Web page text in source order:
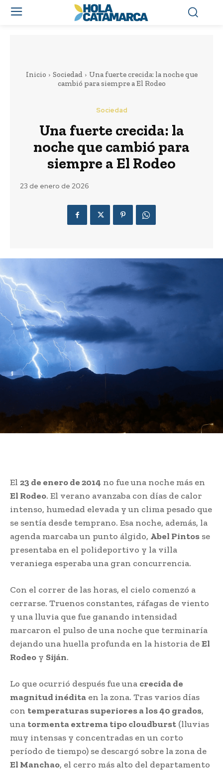
Inicio Sociedad
Una fuerte crecida: la noche que
cambió para siempre a El Rodeo
Sociedad
Una fuerte crecida: la
noche que cambió para
siempre a El Rodeo
23 de enero de 2026
El 23 de enero de 2014 no fue una noche más en
El Rodeo. El verano avanzaba con días de calor
intenso, humedad elevada y un clima pesado que
se sentía desde temprano. Esa noche, además, la
agenda marcaba un punto álgido, Abel Pintos se
presentaba en el polideportivo y la villa
veraniega esperaba una gran concurrencia.
Con el correr de las horas, el cielo comenzó a
cerrarse. Truenos constantes, ráfagas de viento
y una lluvia que fue ganando intensidad
marcaron el pulso de una noche que terminaría
dejando una huella profunda en la historia deEl
Rodeo y Siján.
Lo que ocurrió después fue una crecida de
magnitud inédita en la zona. Tras varios días
con temperaturas superiores a los 40 grados,
una tormenta extrema tipo cloudburst (lluvias
muy intensas y concentradas en un corto
período de tiempo) se descargó sobre la zona de
El Manchao, el cerro más alto del departamento